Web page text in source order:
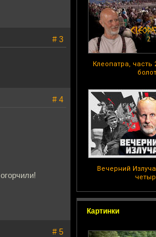
Клеопатра,
Вечерний
Картинки
# 3
# 4
# 5